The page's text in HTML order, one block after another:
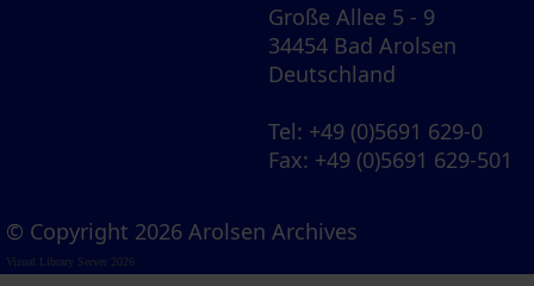
Große Allee 5 - 9
34454 Bad Arolsen
Deutschland
Tel: +49 (0)5691 629-0
Fax: +49 (0)5691 629-501
© Copyright 2026 Arolsen Archives
Visual Library Server 2026